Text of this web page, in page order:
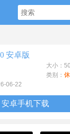
安卓版
大小：
类别：
06-22
安卓手机下载